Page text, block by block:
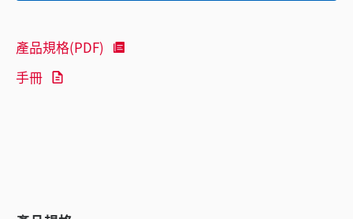
產品規格(PDF)
手冊